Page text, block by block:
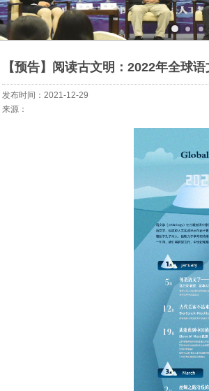
【预告】阅读古文明：2022年全球
发布时间：2021-12-29
来源：